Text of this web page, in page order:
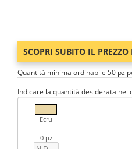
SCOPRI SUBITO IL
Quantità minima ordinabile 50 pz
Indicare la quantità desiderata nel
Ecru
0 pz